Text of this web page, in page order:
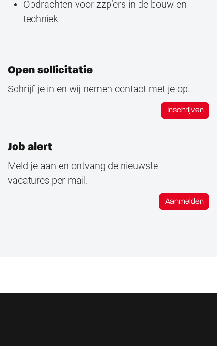
Opdrachten voor zzp’ers in de bouw en
techniek
Open sollicitatie
Schrijf je in en wij nemen contact met je op.
Inschrijven
Job alert
Meld je aan en ontvang de nieuwste
vacatures per mail.
Aanmelden